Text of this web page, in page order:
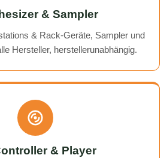
& Sampler
& Rack-Geräte, Sampler und
Hersteller, herstellerunabhängig.
& Player